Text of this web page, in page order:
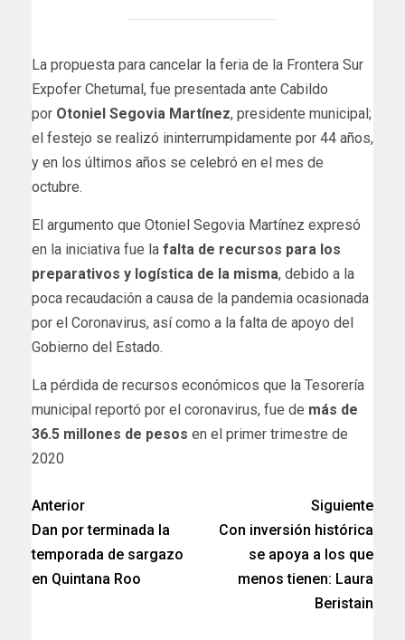
La propuesta para cancelar la feria de la Frontera Sur
Expofer Chetumal, fue presentada ante Cabildo
por Otoniel Segovia Martínez, presidente municipal;
el festejo se realizó ininterrumpidamente por 44 años,
y en los últimos años se celebró en el mes de
octubre.
El argumento que Otoniel Segovia Martínez expresó
en la iniciativa fue la falta de recursos para los
preparativos y logística de la misma, debido a la
poca recaudación a causa de la pandemia ocasionada
por el Coronavirus, así como a la falta de apoyo del
Gobierno del Estado.
La pérdida de recursos económicos que la Tesorería
municipal reportó por el coronavirus, fue de más de
36.5 millones de pesos en el primer trimestre de
2020
Anterior
Dan por terminada la
temporada de sargazo
en Quintana Roo
Siguiente
Con inversión histórica
se apoya a los que
menos tienen: Laura
Beristain